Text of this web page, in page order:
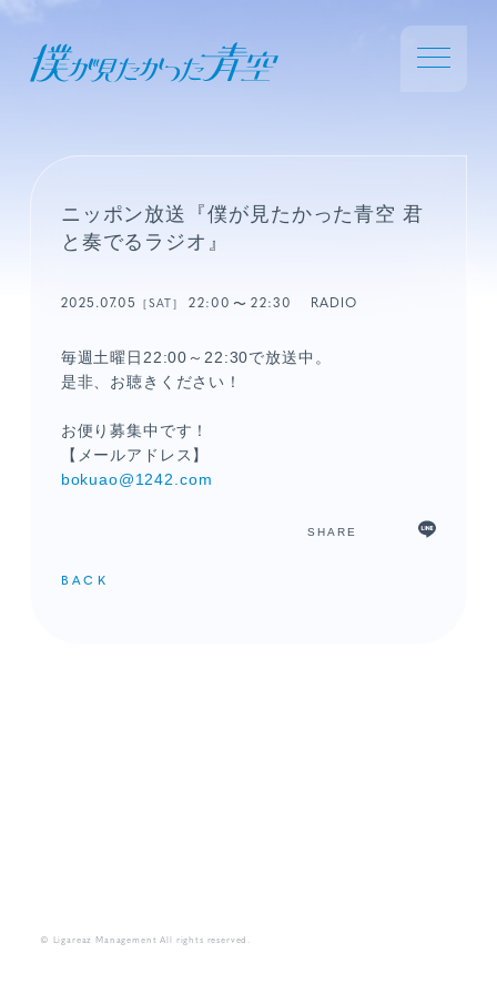
ニッポン放送『僕が見たかった青空 君
と奏でるラジオ』
2025.07.05 ［SAT］22:00 22:30 RADIO
毎週土曜日22:00～22:30で放送中。
是非、お聴きください！
お便り募集中です！
【メールアドレス】
bokuao@1242.com
SHARE
BACK
© Ligareaz Management All rights reserved.